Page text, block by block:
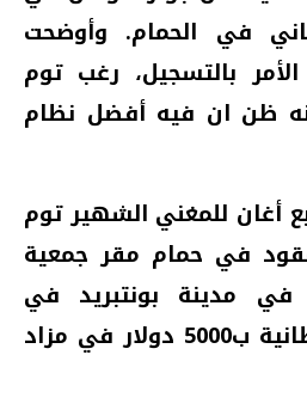
في الحمام. وأوضحت
بالتسجيل، رغب توم
ظن ان فيه أفضل نظام
أغان للمغني الشهير توم
في حمام مقر جمعية
في مدينة بونتبريد في
مقاطعة وايلز البريطانية ب5000 دولار في مزاد